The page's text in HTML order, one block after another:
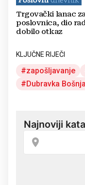
Trgovački lanac
poslovnica, dio
dobilo otkaz
KLJUČNE RIJEČI
zapošljavanje
Dubravka